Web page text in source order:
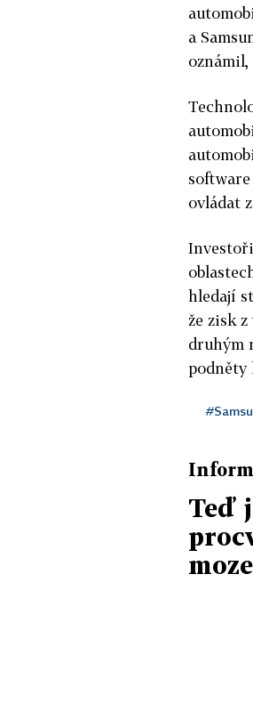
a
ovládat
hledají
že zisk
druhým
podněty
Teď